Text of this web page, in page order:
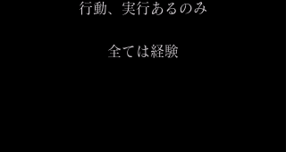
行動、実行あるのみ
全ては経験